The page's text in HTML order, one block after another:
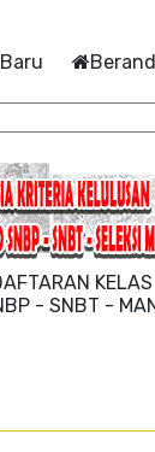
- SNBT -